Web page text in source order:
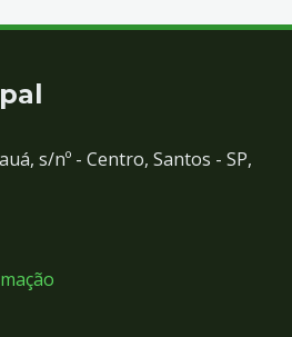
s/nº - Centro, Santos - SP,